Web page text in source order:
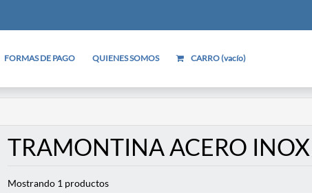
FORMAS DE PAGO QUIENES SOMOS CARRO (vacío)
TRAMONTINA ACERO INOX
Mostrando 1 productos